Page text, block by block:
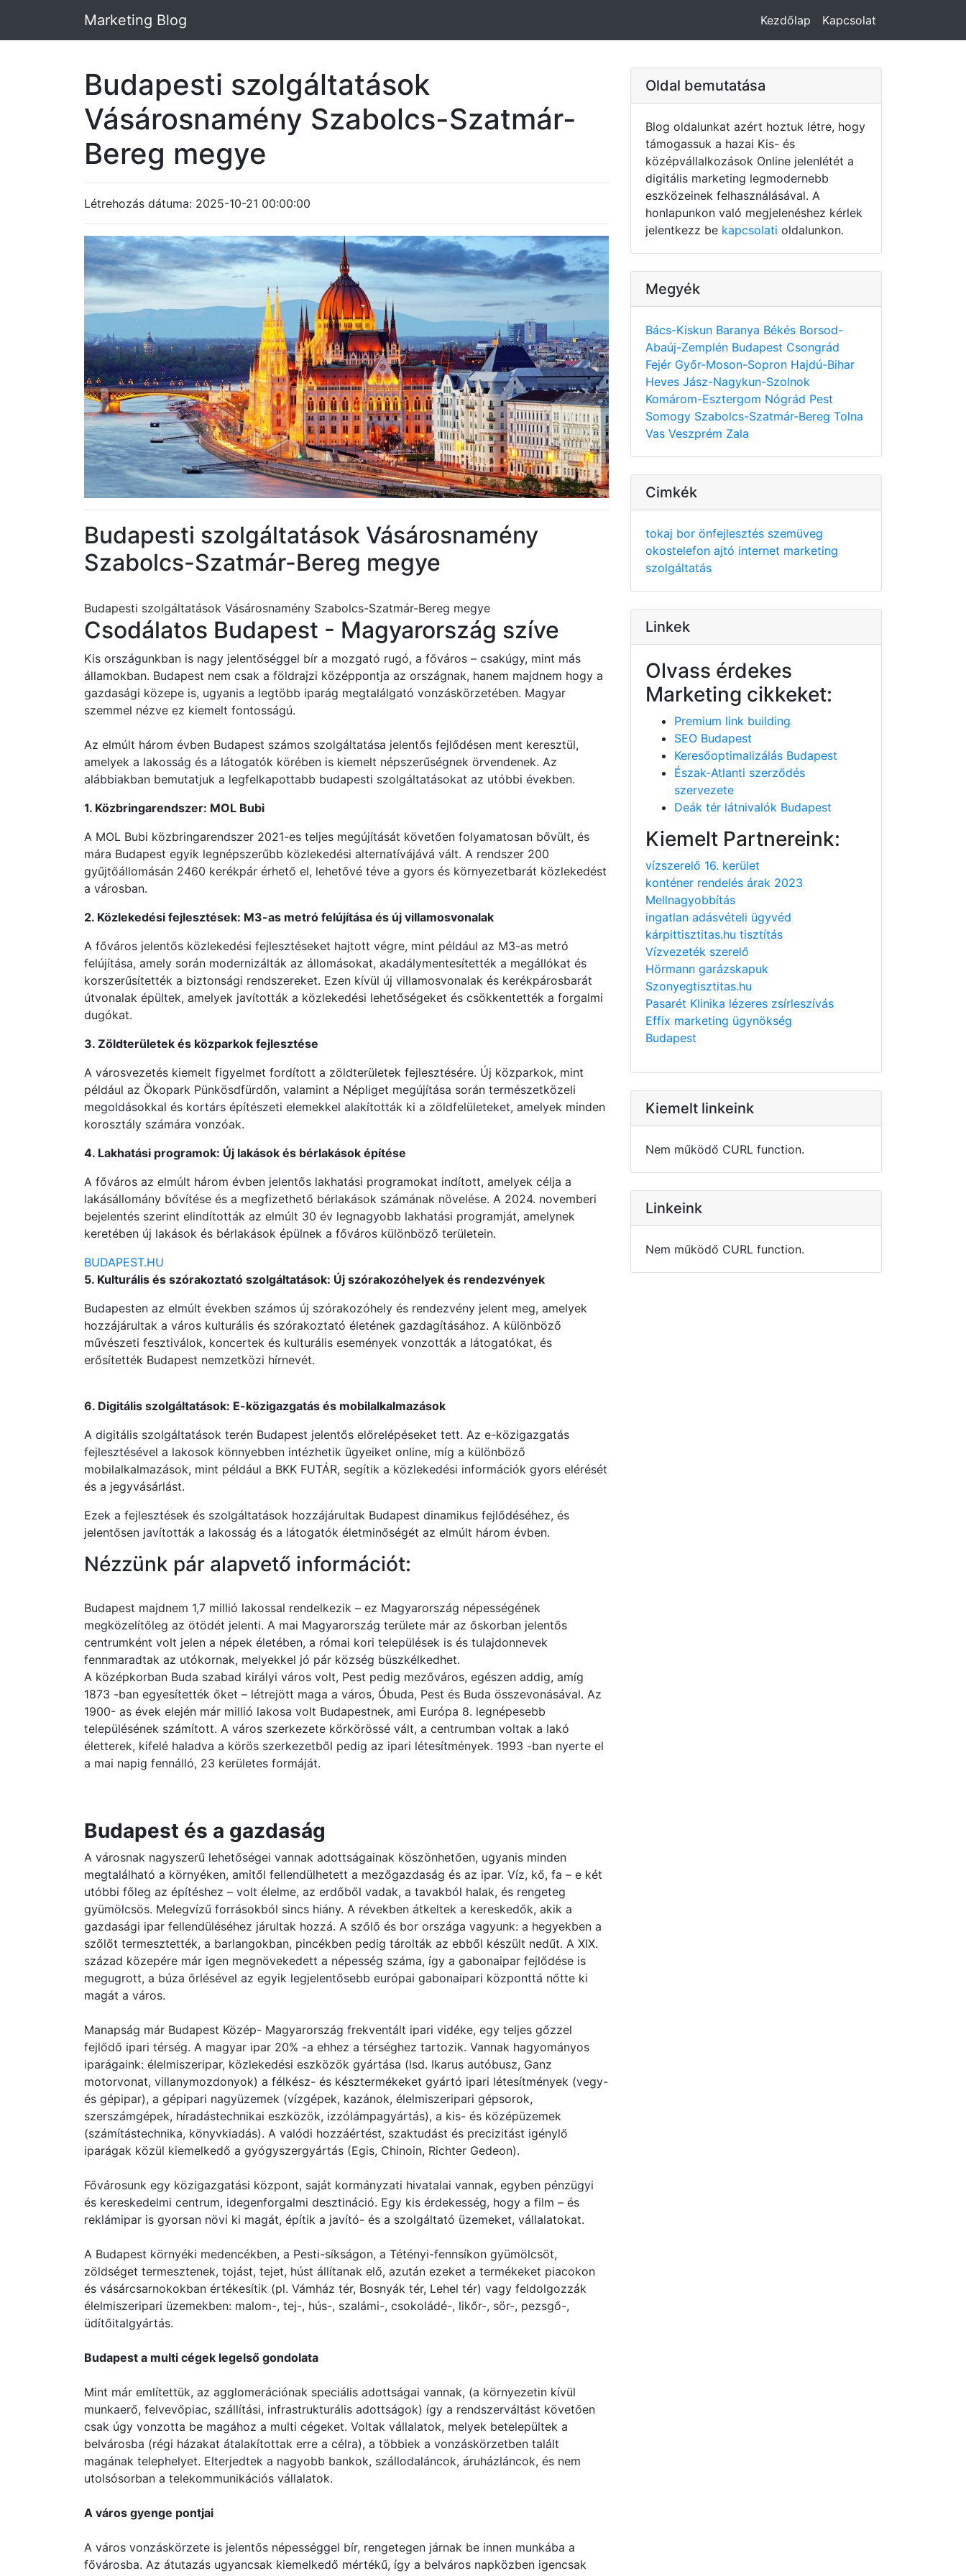
Marketing Blog Kezdőlap Kapcsolat
Budapesti szolgáltatások
Vásárosnamény Szabolcs-Szatmár-
Bereg megye
Létrehozás dátuma: 2025-10-21 00:00:00
Budapesti szolgáltatások Vásárosnamény
Szabolcs-Szatmár-Bereg megye
Budapesti szolgáltatások Vásárosnamény Szabolcs-Szatmár-Bereg megye
Csodálatos Budapest - Magyarország szíve
Kis országunkban is nagy jelentőséggel bír a mozgató rugó, a főváros – csakúgy, mint más
államokban. Budapest nem csak a földrajzi középpontja az országnak, hanem majdnem hogy a
gazdasági közepe is, ugyanis a legtöbb iparág megtalálgató vonzáskörzetében. Magyar
szemmel nézve ez kiemelt fontosságú.
Az elmúlt három évben Budapest számos szolgáltatása jelentős fejlődésen ment keresztül,
amelyek a lakosság és a látogatók körében is kiemelt népszerűségnek örvendenek. Az
alábbiakban bemutatjuk a legfelkapottabb budapesti szolgáltatásokat az utóbbi években.
1. Közbringarendszer: MOL Bubi
A MOL Bubi közbringarendszer 2021-es teljes megújítását követően folyamatosan bővült, és
mára Budapest egyik legnépszerűbb közlekedési alternatívájává vált. A rendszer 200
gyűjtőállomásán 2460 kerékpár érhető el, lehetővé téve a gyors és környezetbarát közlekedést
a városban.
2. Közlekedési fejlesztések: M3-as metró felújítása és új villamosvonalak
A főváros jelentős közlekedési fejlesztéseket hajtott végre, mint például az M3-as metró
felújítása, amely során modernizálták az állomásokat, akadálymentesítették a megállókat és
korszerűsítették a biztonsági rendszereket. Ezen kívül új villamosvonalak és kerékpárosbarát
útvonalak épültek, amelyek javították a közlekedési lehetőségeket és csökkentették a forgalmi
dugókat.
3. Zöldterületek és közparkok fejlesztése
A városvezetés kiemelt figyelmet fordított a zöldterületek fejlesztésére. Új közparkok, mint
például az Ökopark Pünkösdfürdőn, valamint a Népliget megújítása során természetközeli
megoldásokkal és kortárs építészeti elemekkel alakították ki a zöldfelületeket, amelyek minden
korosztály számára vonzóak.
4. Lakhatási programok: Új lakások és bérlakások építése
A főváros az elmúlt három évben jelentős lakhatási programokat indított, amelyek célja a
lakásállomány bővítése és a megfizethető bérlakások számának növelése. A 2024. novemberi
bejelentés szerint elindították az elmúlt 30 év legnagyobb lakhatási programját, amelynek
keretében új lakások és bérlakások épülnek a főváros különböző területein.
BUDAPEST.HU
5. Kulturális és szórakoztató szolgáltatások: Új szórakozóhelyek és rendezvények
Budapesten az elmúlt években számos új szórakozóhely és rendezvény jelent meg, amelyek
hozzájárultak a város kulturális és szórakoztató életének gazdagításához. A különböző
művészeti fesztiválok, koncertek és kulturális események vonzották a látogatókat, és
erősítették Budapest nemzetközi hírnevét.
6. Digitális szolgáltatások: E-közigazgatás és mobilalkalmazások
A digitális szolgáltatások terén Budapest jelentős előrelépéseket tett. Az e-közigazgatás
fejlesztésével a lakosok könnyebben intézhetik ügyeiket online, míg a különböző
mobilalkalmazások, mint például a BKK FUTÁR, segítik a közlekedési információk gyors elérését
és a jegyvásárlást.
Ezek a fejlesztések és szolgáltatások hozzájárultak Budapest dinamikus fejlődéséhez, és
jelentősen javították a lakosság és a látogatók életminőségét az elmúlt három évben.
Nézzünk pár alapvető információt:
Budapest majdnem 1,7 millió lakossal rendelkezik – ez Magyarország népességének
megközelítőleg az ötödét jelenti. A mai Magyarország területe már az őskorban jelentős
centrumként volt jelen a népek életében, a római kori települések is és tulajdonnevek
fennmaradtak az utókornak, melyekkel jó pár község büszkélkedhet.
A középkorban Buda szabad királyi város volt, Pest pedig mezőváros, egészen addig, amíg
1873 -ban egyesítették őket – létrejött maga a város, Óbuda, Pest és Buda összevonásával. Az
1900- as évek elején már millió lakosa volt Budapestnek, ami Európa 8. legnépesebb
településének számított. A város szerkezete körkörössé vált, a centrumban voltak a lakó
életterek, kifelé haladva a körös szerkezetből pedig az ipari létesítmények. 1993 -ban nyerte el
a mai napig fennálló, 23 kerületes formáját.
Budapest és a gazdaság
A városnak nagyszerű lehetőségei vannak adottságainak köszönhetően, ugyanis minden
megtalálható a környéken, amitől fellendülhetett a mezőgazdaság és az ipar. Víz, kő, fa – e két
utóbbi főleg az építéshez – volt élelme, az erdőből vadak, a tavakból halak, és rengeteg
gyümölcsös. Melegvízű forrásokból sincs hiány. A révekben átkeltek a kereskedők, akik a
gazdasági ipar fellendüléséhez járultak hozzá. A szőlő és bor országa vagyunk: a hegyekben a
szőlőt termesztették, a barlangokban, pincékben pedig tárolták az ebből készült nedűt. A XIX.
század közepére már igen megnövekedett a népesség száma, így a gabonaipar fejlődése is
megugrott, a búza őrlésével az egyik legjelentősebb európai gabonaipari központtá nőtte ki
magát a város.
Manapság már Budapest Közép- Magyarország frekventált ipari vidéke, egy teljes gőzzel
fejlődő ipari térség. A magyar ipar 20% -a ehhez a térséghez tartozik. Vannak hagyományos
iparágaink: élelmiszeripar, közlekedési eszközök gyártása (lsd. Ikarus autóbusz, Ganz
motorvonat, villanymozdonyok) a félkész- és késztermékeket gyártó ipari létesítmények (vegy-
és gépipar), a gépipari nagyüzemek (vízgépek, kazánok, élelmiszeripari gépsorok,
szerszámgépek, híradástechnikai eszközök, izzólámpagyártás), a kis- és középüzemek
(számítástechnika, könyvkiadás). A valódi hozzáértést, szaktudást és precizitást igénylő
iparágak közül kiemelkedő a gyógyszergyártás (Egis, Chinoin, Richter Gedeon).
Fővárosunk egy közigazgatási központ, saját kormányzati hivatalai vannak, egyben pénzügyi
és kereskedelmi centrum, idegenforgalmi desztináció. Egy kis érdekesség, hogy a film – és
reklámipar is gyorsan növi ki magát, építik a javító- és a szolgáltató üzemeket, vállalatokat.
A Budapest környéki medencékben, a Pesti-síkságon, a Tétényi-fennsíkon gyümölcsöt,
zöldséget termesztenek, tojást, tejet, húst állítanak elő, azután ezeket a termékeket piacokon
és vásárcsarnokokban értékesítik (pl. Vámház tér, Bosnyák tér, Lehel tér) vagy feldolgozzák
élelmiszeripari üzemekben: malom-, tej-, hús-, szalámi-, csokoládé-, likőr-, sör-, pezsgő-,
üdítőitalgyártás.
Budapest a multi cégek legelső gondolata
Mint már említettük, az agglomerációnak speciális adottságai vannak, (a környezetin kívül
munkaerő, felvevőpiac, szállítási, infrastrukturális adottságok) így a rendszerváltást követően
csak úgy vonzotta be magához a multi cégeket. Voltak vállalatok, melyek betelepültek a
belvárosba (régi házakat átalakítottak erre a célra), a többiek a vonzáskörzetben talált
magának telephelyet. Elterjedtek a nagyobb bankok, szállodaláncok, áruházláncok, és nem
utolsósorban a telekommunikációs vállalatok.
A város gyenge pontjai
A város vonzáskörzete is jelentős népességgel bír, rengetegen járnak be innen munkába a
fővárosba. Az átutazás ugyancsak kiemelkedő mértékű, így a belváros napközben igencsak
Oldal bemutatása
Blog oldalunkat azért hoztuk létre, hogy
támogassuk a hazai Kis- és
középvállalkozások Online jelenlétét a
digitális marketing legmodernebb
eszközeinek felhasználásával. A
honlapunkon való megjelenéshez kérlek
jelentkezz be kapcsolati oldalunkon.
Megyék
Bács-Kiskun Baranya Békés Borsod-
Abaúj-Zemplén Budapest Csongrád
Fejér Győr-Moson-Sopron Hajdú-Bihar
Heves Jász-Nagykun-Szolnok
Komárom-Esztergom Nógrád Pest
Somogy Szabolcs-Szatmár-Bereg Tolna
Vas Veszprém Zala
Cimkék
tokaj bor önfejlesztés szemüveg
okostelefon ajtó internet marketing
szolgáltatás
Linkek
Olvass érdekes
Marketing cikkeket:
Premium link building
SEO Budapest
Keresőoptimalizálás Budapest
Észak-Atlanti szerződés
szervezete
Deák tér látnivalók Budapest
Kiemelt Partnereink:
vízszerelő 16. kerület
konténer rendelés árak 2023
Mellnagyobbítás
ingatlan adásvételi ügyvéd
kárpittisztitas.hu tisztítás
Vízvezeték szerelő
Hörmann garázskapuk
Szonyegtisztitas.hu
Pasarét Klinika lézeres zsírleszívás
Effix marketing ügynökség
Budapest
Kiemelt linkeink
Nem működő CURL function.
Linkeink
Nem működő CURL function.